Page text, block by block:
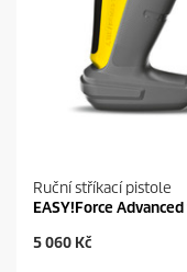
Ruční stříkací pistole
EASY!Force
C
5 060 Kč